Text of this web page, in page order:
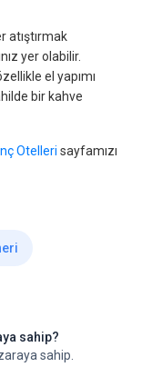
atıştırmak
yer olabilir.
el yapımı
bir kahve
Otelleri sayfamızı
sahip?
sahip.